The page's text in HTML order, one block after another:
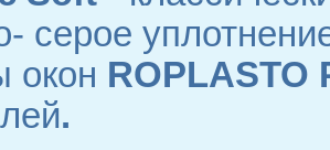
серое
окон ROPLASTO
.